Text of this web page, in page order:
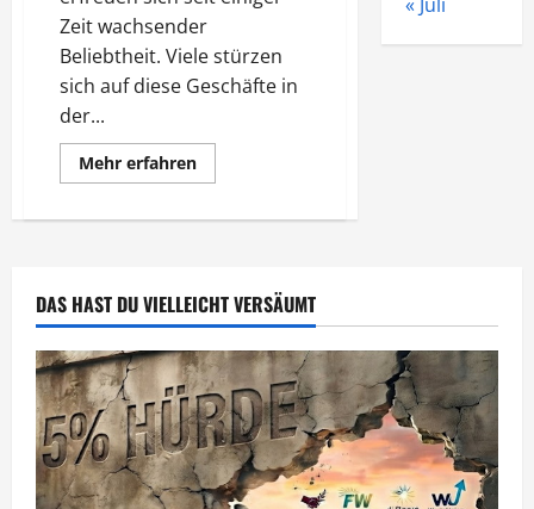
Zeit wachsender
Beliebtheit. Viele stürzen
sich auf diese Geschäfte in
der...
Mehr erfahrenMehr
Informationen
Internetvertrieb
DAS HAST DU VIELLEICHT VERSÄUMT